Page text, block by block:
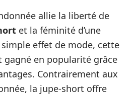
allie la liberté de
et la féminité d’une
simple effet de mode, cette
gagné en popularité grâce
Contrairement aux
la jupe-short offre